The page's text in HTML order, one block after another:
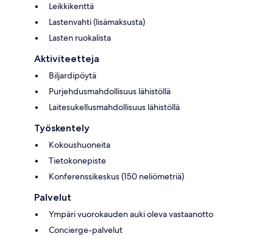
Leikkikenttä
Lastenvahti (lisämaksusta)
Lasten ruokalista
Aktiviteetteja
Biljardipöytä
Purjehdusmahdollisuus lähistöllä
Laitesukellusmahdollisuus lähistöllä
Työskentely
Kokoushuoneita
Tietokonepiste
Konferenssikeskus (150 neliömetriä)
Palvelut
Ympäri vuorokauden auki oleva vastaanotto
Concierge-palvelut